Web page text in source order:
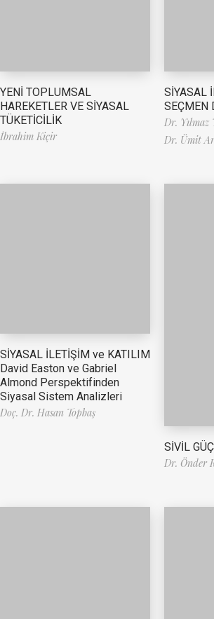
YENİ TOPLUMSAL
HAREKETLER VE SİYASAL
TÜKETİCİLİK
İbrahim Kiçir
SİYASAL
SEÇMEN
Dr. Yılmaz
Dr. Ümit
SİYASAL İLETİŞİM ve KATILIM
David Easton ve Gabriel
Almond Perspektifinden
Siyasal Sistem Analizleri
Doç. Dr. Hasan Topbaş
SİVİL
Dr. Önder